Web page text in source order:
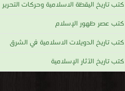
كتب تاريخ اليقظة الاسلامية وحركات التحرير
كتب عصر ظهور الإسلام
كتب تاريخ الدويلات الاسلامية في الشرق
كتب تاريخ الآثار الإسلامية